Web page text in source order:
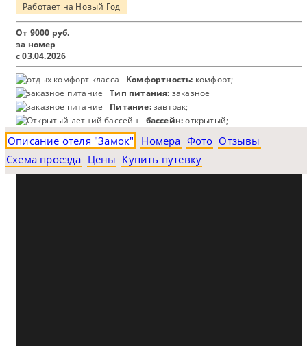
Работает на Новый Год
От 9000 руб.
за номер
с 03.04.2026
Комфортность: комфорт;
Тип питания: заказное
Питание:завтрак;
бассейн:открытый;
Описание отеля "Замок" Номера Фото Отзывы
Схема проезда Цены Купить путевку